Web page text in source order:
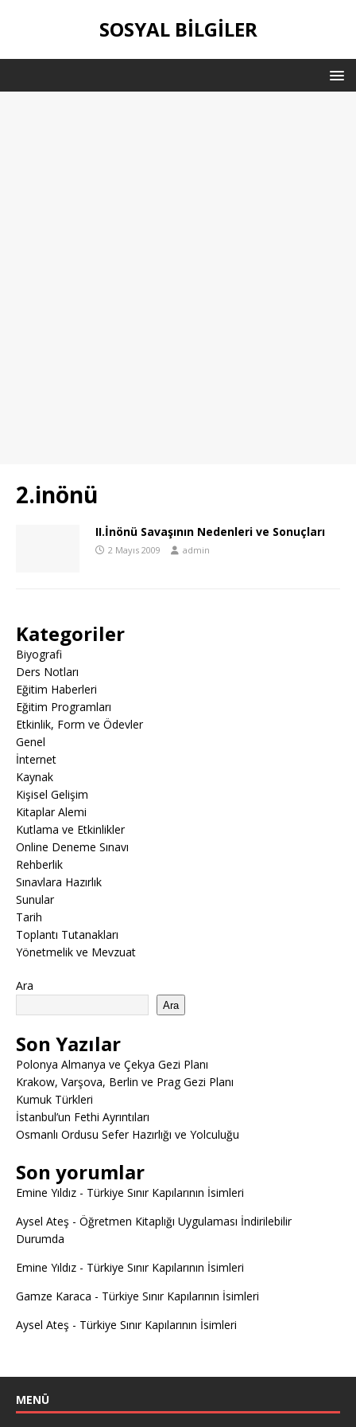
SOSYAL BILGILER
2.inönü
II.İnönü Savaşının Nedenleri ve Sonuçları
2 Mayıs 2009 admin
Kategoriler
Biyografi
Ders Notları
Eğitim Haberleri
Eğitim Programları
Etkinlik, Form ve Ödevler
Genel
İnternet
Kaynak
Kişisel Gelişim
Kitaplar Alemi
Kutlama ve Etkinlikler
Online Deneme Sınavı
Rehberlik
Sınavlara Hazırlık
Sunular
Tarih
Toplantı Tutanakları
Yönetmelik ve Mevzuat
Ara
Ara
Son Yazılar
Polonya Almanya ve Çekya Gezi Planı
Krakow, Varşova, Berlin ve Prag Gezi Planı
Kumuk Türkleri
İstanbul’un Fethi Ayrıntıları
Osmanlı Ordusu Sefer Hazırlığı ve Yolculuğu
Son yorumlar
Emine Yıldız - Türkiye Sınır Kapılarının İsimleri
Aysel Ateş - Öğretmen Kitaplığı Uygulaması İndirilebilir
Durumda
Emine Yıldız - Türkiye Sınır Kapılarının İsimleri
Gamze Karaca - Türkiye Sınır Kapılarının İsimleri
Aysel Ateş - Türkiye Sınır Kapılarının İsimleri
MENÜ